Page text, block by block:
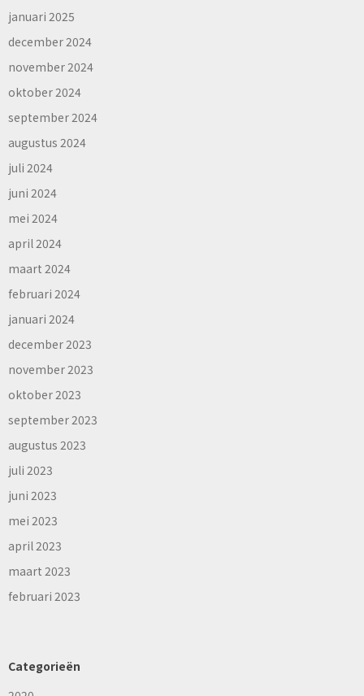
januari 2025
december 2024
november 2024
oktober 2024
september 2024
augustus 2024
juli 2024
juni 2024
mei 2024
april 2024
maart 2024
februari 2024
januari 2024
december 2023
november 2023
oktober 2023
september 2023
augustus 2023
juli 2023
juni 2023
mei 2023
april 2023
maart 2023
februari 2023
Categorieën